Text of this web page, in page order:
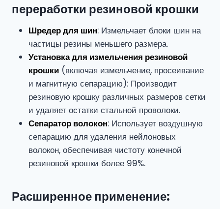
переработки резиновой крошки
Шредер для шин: Измельчает блоки шин на
частицы резины меньшего размера.
Установка для измельчения резиновой
крошки (включая измельчение, просеивание
и магнитную сепарацию): Производит
резиновую крошку различных размеров сетки
и удаляет остатки стальной проволоки.
Сепаратор волокон: Использует воздушную
сепарацию для удаления нейлоновых
волокон, обеспечивая чистоту конечной
резиновой крошки более 99%.
Расширенное применение: